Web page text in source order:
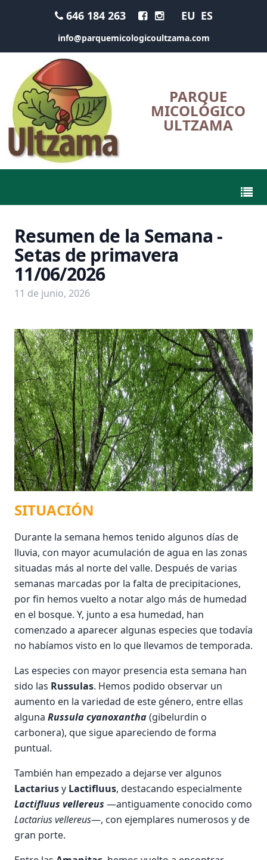
646 184 263 EU ES
info@parquemicologicoultzama.com
PARQUE
MICOLÓGICO
ULTZAMA
Resumen de la Semana -
Setas de primavera
11/06/2026
11 de junio, 2026
SITUACIÓN
Durante la semana hemos tenido algunos días de
lluvia, con mayor acumulación de agua en las zonas
situadas más al norte del valle. Después de varias
semanas marcadas por la falta de precipitaciones,
por fin hemos vuelto a notar algo más de humedad
en el bosque. Y, junto a esa humedad, han
comenzado a aparecer algunas especies que todavía
no habíamos visto en lo que llevamos de temporada.
Las especies con mayor presencia esta semana han
sido las Russulas. Hemos podido observar un
aumento en la variedad de este género, entre ellas
alguna Russula cyanoxantha(gibelurdin o
carbonera), que sigue apareciendo de forma
puntual.
También han empezado a dejarse ver algunos
Lactariusy Lactifluus, destacando especialmente
Lactifluus vellereus —antiguamente conocido como
Lactarius vellereus—, con ejemplares numerosos y de
gran porte.